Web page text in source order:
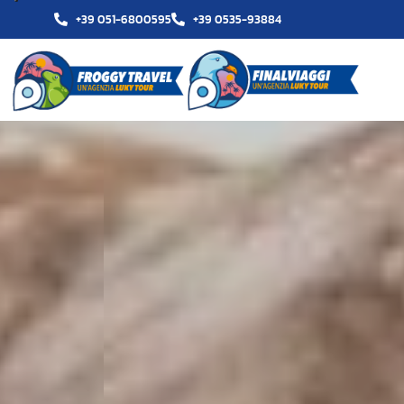
+39 051-6800595 +39 0535-93884